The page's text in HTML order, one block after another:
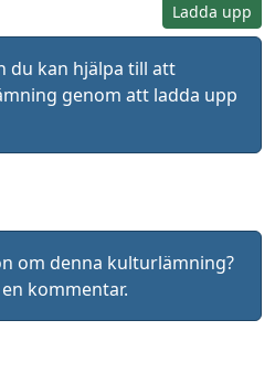
Ladda upp
du kan hjälpa till att
genom att ladda upp
om denna kulturlämning?
kommentar.